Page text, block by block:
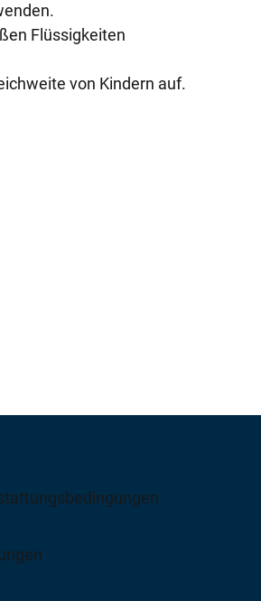
Flüssigkeiten
von Kindern auf.